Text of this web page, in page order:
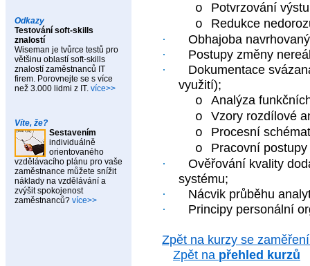
Odkazy
Testování soft-skills
znalostí
Wiseman je tvůrce testů pro
většinu oblastí soft-skills
znalostí zaměstnanců IT
firem. Porovnejte se s více
než 3.000 lidmi z IT. více>>
Víte, že?
Sestavením
individuálně
orientovaného
vzdělávacího plánu pro vaše
zaměstnance můžete snížit
náklady na vzdělávání a
zvýšit spokojenost
zaměstnanců? více>>
o
Potvrzování
o
Redukce
·
Obhajoba
·
Postupy změny
·
Dokumentace
využití);
o
Analýza
o
Vzory rozdílové
o
Procesní
o
Pracovní postupy
·
Ověřování kvality
systému;
·
Nácvik průběhu
·
Principy personální
Zpět na kurzy se
Zpět na přehled kurzů